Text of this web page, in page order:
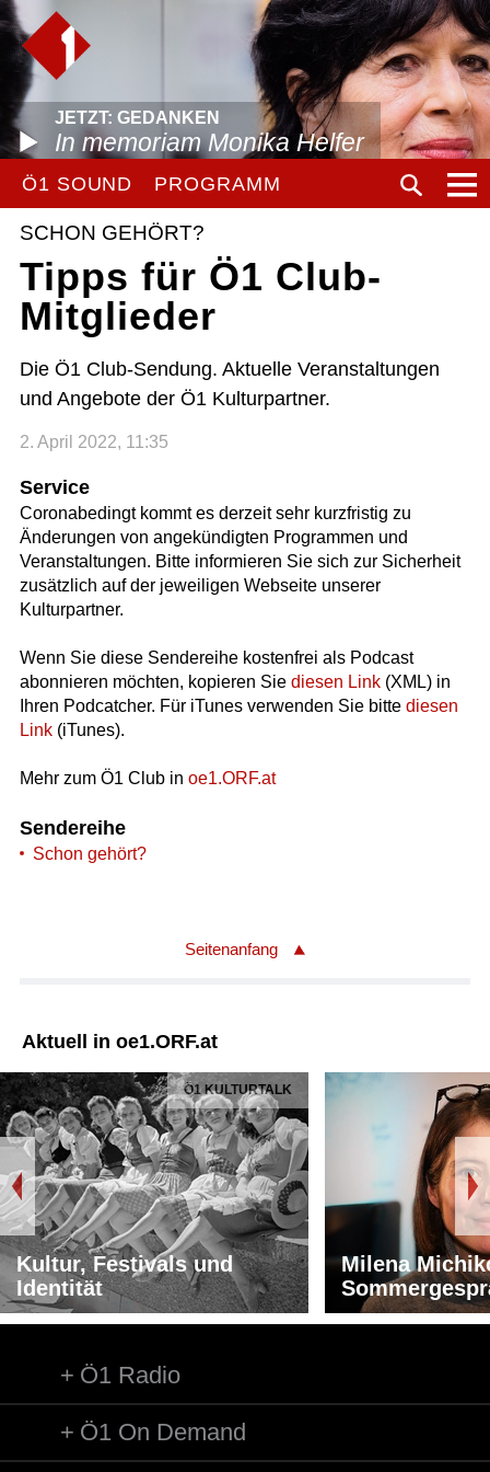
JETZT: GEDANKEN
In memoriam Monika Helfer
Ö1 SOUND PROGRAMM
SCHON GEHÖRT?
Tipps für Ö1 Club-
Mitglieder
Die Ö1 Club-Sendung. Aktuelle Veranstaltungen
und Angebote der Ö1 Kulturpartner.
2. April 2022, 11:35
Service
Coronabedingt kommt es derzeit sehr kurzfristig zu
Änderungen von angekündigten Programmen und
Veranstaltungen. Bitte informieren Sie sich zur Sicherheit
zusätzlich auf der jeweiligen Webseite unserer
Kulturpartner.
Wenn Sie diese Sendereihe kostenfrei als Podcast
abonnieren möchten, kopieren Sie diesen Link(XML) in
Ihren Podcatcher. Für iTunes verwenden Sie bitte diesen
Link(iTunes).
Mehr zum Ö1 Club in oe1.ORF.at
Sendereihe
Schon gehört?
Seitenanfang
Aktuell in oe1.ORF.at
Ö1 KULTURTALK
Kultur, Festivals und
Identität
Milena
Ö1 Radio
Ö1 On Demand